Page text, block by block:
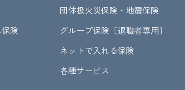
険
団体扱火災保険・地震保険
グループ保険〔退職者専用〕
ネットで入れる保険
各種サービス